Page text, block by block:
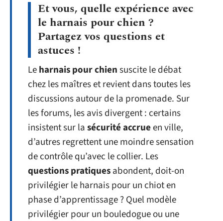
Et vous, quelle expérience avec
le harnais pour chien ?
Partagez vos questions et
astuces !
Leharnais pour chiensuscite le débat
chez les maîtres et revient dans toutes les
discussions autour de la promenade. Sur
les forums, les avis divergent : certains
insistent sur lasécurité accrueen ville,
d’autres regrettent une moindre sensation
de contrôle qu’avec le collier. Les
questions pratiquesabondent, doit-on
privilégier le harnais pour un chiot en
phase d’apprentissage ? Quel modèle
privilégier pour un bouledogue ou une